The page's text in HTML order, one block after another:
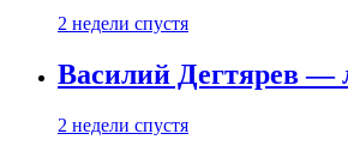
2 недели спустя
Василий Дегтярев —
2 недели спустя